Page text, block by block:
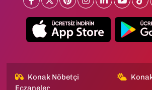
Konak Nöbetçi
Eczaneler